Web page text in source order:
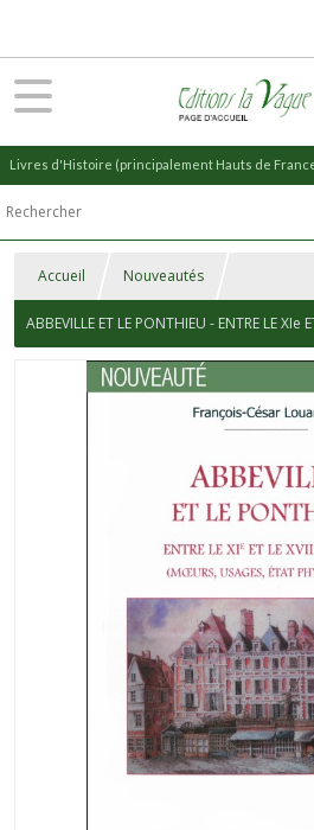
Accueil Nouveautés
ABBEVILLE ET LE PONTHIEU - ENTRE LE XIe
Usages, Etat physique...)